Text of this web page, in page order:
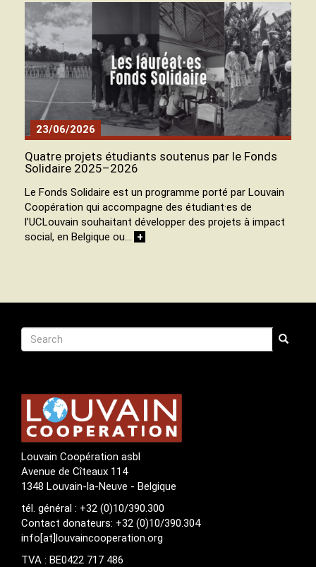
23/06/2026
Quatre projets étudiants soutenus par le Fonds
Solidaire 2025–2026
Le Fonds Solidaire est un programme porté par Louvain
Coopération qui accompagne des étudiant·es de
l’UCLouvain souhaitant développer des projets à impact
social, en Belgique ou… +
Recherche
Search Search
Louvain Coopération asbl
Avenue de Cîteaux 114
1348 Louvain-la-Neuve - Belgique
tél. général : +32 (0)10/390.300
Contact donateurs: +32 (0)10/390.304
info[at]louvaincooperation.org
TVA : BE0422 717 486